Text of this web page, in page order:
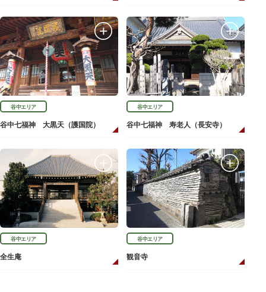
谷中エリア
谷中七福神 大黒天（護国院）
谷中エリア
谷中七福神 寿老人（長安寺）
谷中エリア
全生庵
谷中エリア
観音寺